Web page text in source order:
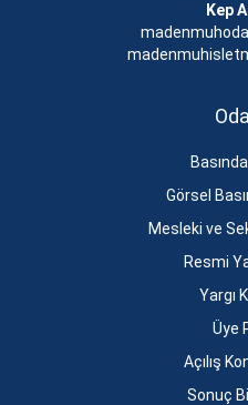
Kep
Görsel
Mesleki ve
Resmi
Yargı
Üye
Açılış
Sonuç